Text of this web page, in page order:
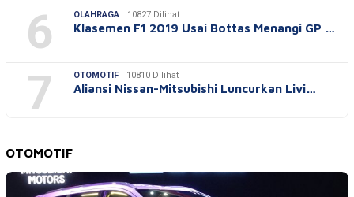
6 OLAHRAGA 10827 Dilihat
Klasemen F1 2019 Usai Bottas Menangi GP …
7 OTOMOTIF 10810 Dilihat
Aliansi Nissan-Mitsubishi Luncurkan Livi…
OTOMOTIF